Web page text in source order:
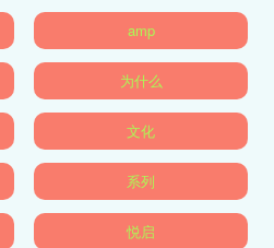
amp
为什么
文化
系列
悦启